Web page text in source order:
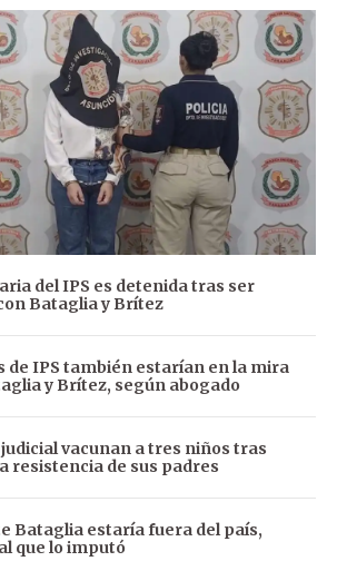
del IPS es detenida tras ser
Bataglia y Brítez
de IPS también estarían en la mira
y Brítez, según abogado
vacunan a tres niños tras
resistencia de sus padres
Bataglia estaría fuera del país,
que lo imputó